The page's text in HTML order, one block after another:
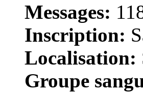
Messages:
Inscription:
Localisation:
Groupe